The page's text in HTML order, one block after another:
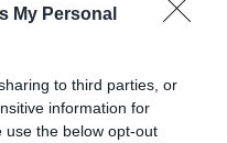
My Personal
to third parties, or
information for
use the below opt-out